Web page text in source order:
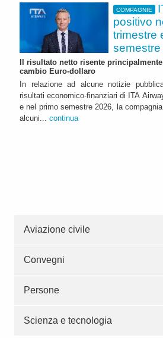
COMPAGNIE
positivo
trimestre
semestre
Il risultato netto risente
cambio Euro-dollaro
In relazione ad alcune notizie
risultati economico-finanziari di ITA
e nel primo semestre 2026, la
alcuni... continua
Aviazione civile
Convegni
Persone
Scienza e tecnologia